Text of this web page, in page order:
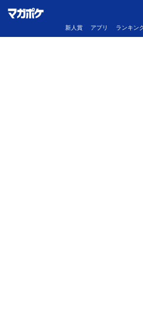
新人賞 アプリ ランキン